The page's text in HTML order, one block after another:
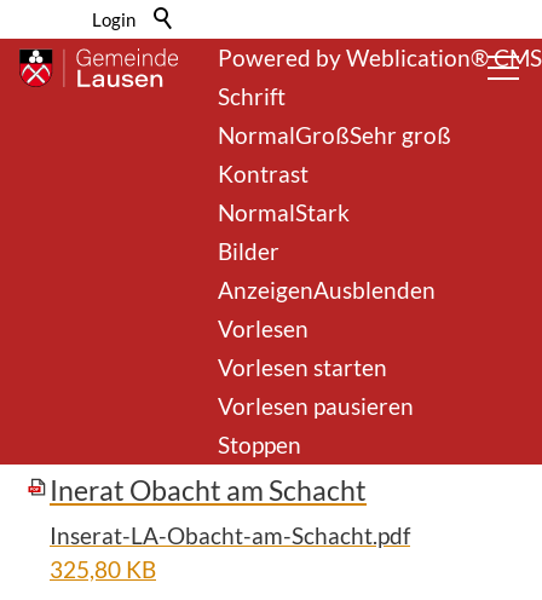
Powered by Weblication® CMS
Schrift
NormalGroßSehr groß
Kontrast
NormalStark
Bilder
AnzeigenAusblenden
Vorlesen
Vorlesen starten
Vorlesen pausieren
Stoppen
Login
Gewässerverschmutzung
Inerat Obacht am Schacht
Inserat-LA-Obacht-am-Schacht.pdf
325,80 KB